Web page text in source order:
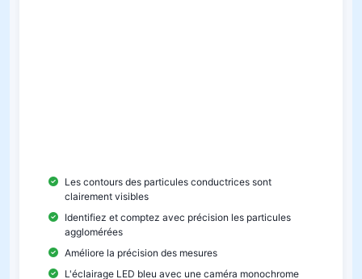
Les contours des particules conductrices sont
clairement visibles
Identifiez et comptez avec précision les particules
agglomérées
Améliore la précision des mesures
L'éclairage LED bleu avec une caméra monochrome